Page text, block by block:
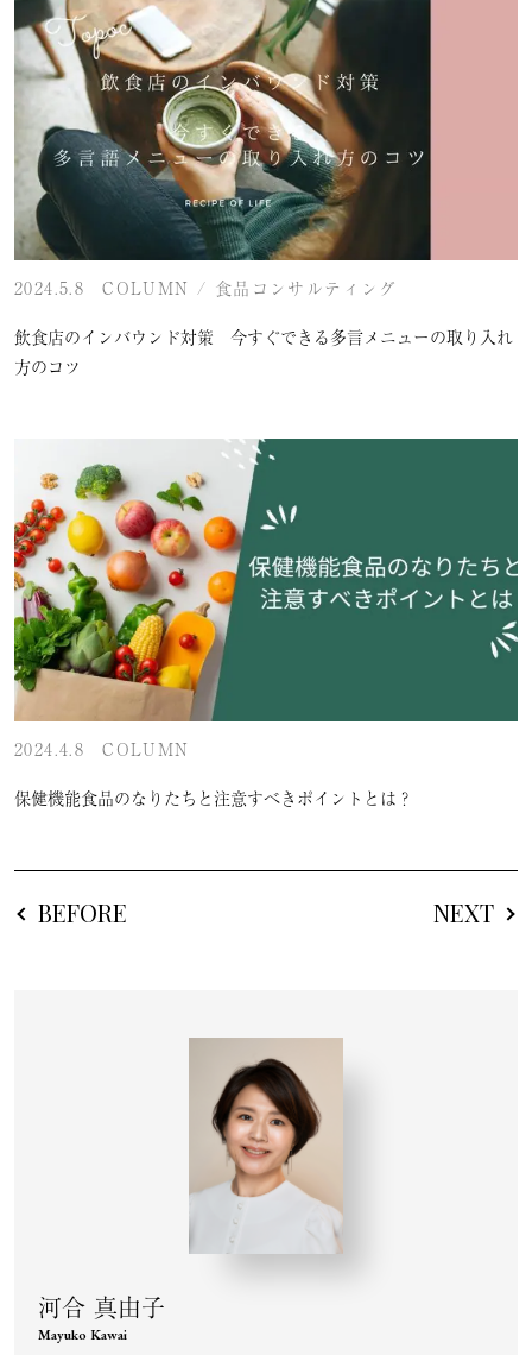
2024.5.8 COLUMN / 食品コンサルティング
飲食店のインバウンド対策 今すぐできる多言メニューの取り入れ
方のコツ
2024.4.8 COLUMN
保健機能食品のなりたちと注意すべきポイントとは？
BEFORE NEXT
河合 真由子
Mayuko Kawai